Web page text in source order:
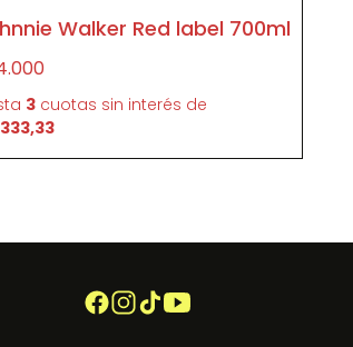
Walker Red label 700ml
3 cuotas sin interés de